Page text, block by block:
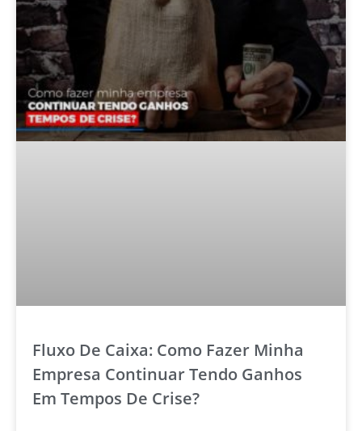
Fluxo De Caixa: Como Fazer Minha
Empresa Continuar Tendo Ganhos
Em Tempos De Crise?